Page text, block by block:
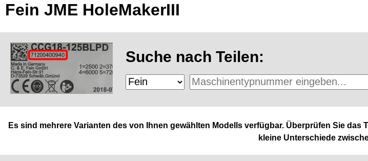
Fein JME HoleMakerIII
Suche nach Teilen:
Es sind mehrere Varianten des von Ihnen gewählten Modells verfügbar. Überprüfen Sie
kleine Unterschiede